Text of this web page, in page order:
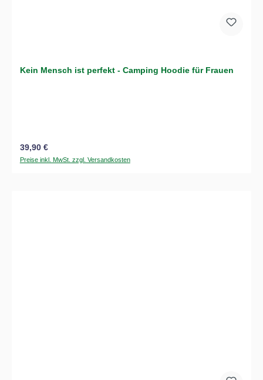
Kein Mensch ist perfekt - Camping Hoodie für Frauen
Regulärer Preis:
39,90 €
Preise inkl. MwSt. zzgl. Versandkosten